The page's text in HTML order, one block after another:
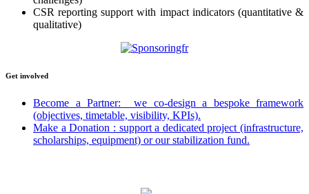
CSR reporting support with impact indicators (quantitative &
qualitative)
Get involved
Become a Partner: we co-design a bespoke framework
(objectives, timetable, visibility, KPIs).
Make a Donation : support a dedicated project (infrastructure,
scholarships, equipment) or our stabilization fund.